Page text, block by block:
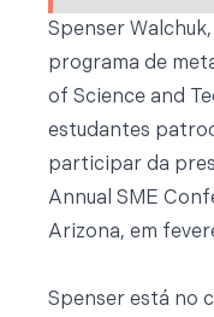
Spenser
programa de
of Science and
estudantes
participar da
Annual SME
Arizona, em
Spenser está no